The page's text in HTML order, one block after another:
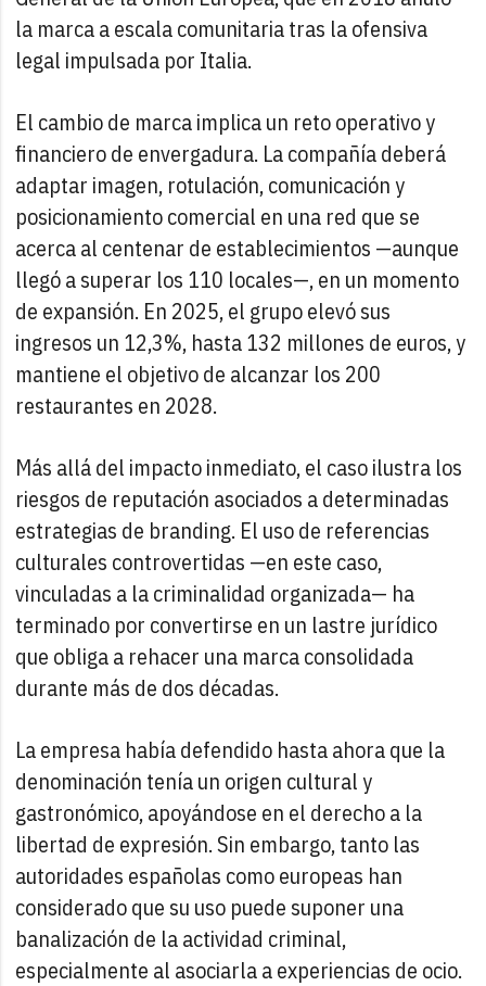
la marca a escala comunitaria tras la ofensiva
legal impulsada por Italia.
El cambio de marca implica un reto operativo y
financiero de envergadura. La compañía deberá
adaptar imagen, rotulación, comunicación y
posicionamiento comercial en una red que se
acerca al centenar de establecimientos —aunque
llegó a superar los 110 locales—, en un momento
de expansión. En 2025, el grupo elevó sus
ingresos un 12,3%, hasta 132 millones de euros, y
mantiene el objetivo de alcanzar los 200
restaurantes en 2028.
Más allá del impacto inmediato, el caso ilustra los
riesgos de reputación asociados a determinadas
estrategias de branding. El uso de referencias
culturales controvertidas —en este caso,
vinculadas a la criminalidad organizada— ha
terminado por convertirse en un lastre jurídico
que obliga a rehacer una marca consolidada
durante más de dos décadas.
La empresa había defendido hasta ahora que la
denominación tenía un origen cultural y
gastronómico, apoyándose en el derecho a la
libertad de expresión. Sin embargo, tanto las
autoridades españolas como europeas han
considerado que su uso puede suponer una
banalización de la actividad criminal,
especialmente al asociarla a experiencias de ocio.